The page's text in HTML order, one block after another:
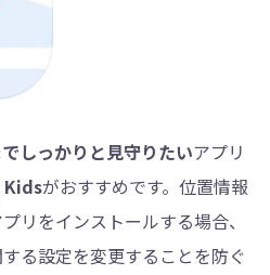
しっかりと見守りたいアプリ
Kidsがおすすめです。位置情報
リをインストールする場合、
る設定を変更することを防ぐ